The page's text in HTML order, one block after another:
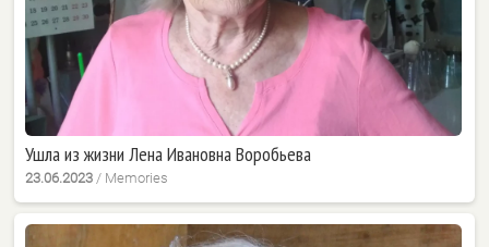
Ушла из жизни Лена Ивановна Воробьева
23.06.2023 / Memories